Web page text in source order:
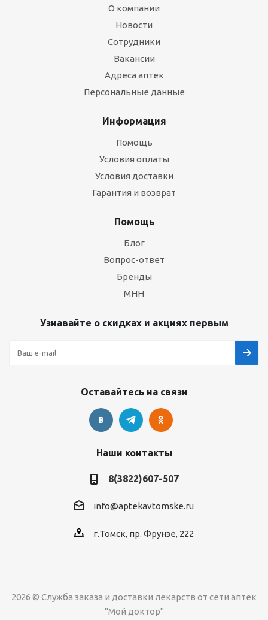
О компании
Новости
Сотрудники
Вакансии
Адреса аптек
Персональные данные
Информация
Помощь
Условия оплаты
Условия доставки
Гарантия и возврат
Помощь
Блог
Вопрос-ответ
Бренды
МНН
Узнавайте о скидках и акциях первым
Оставайтесь на связи
Наши контакты
8(3822)607-507
info@aptekavtomske.ru
г.Томск, пр. Фрунзе, 222
2026 © Служба заказа и доставки лекарств от сети аптек
"Мой доктор"
УЗНАВАЙТЕ ОБ
АКЦИЯХ И СКИДКАХ